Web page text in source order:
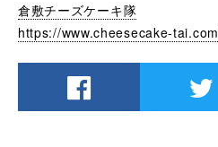
倉敷チーズケーキ隊
https://www.cheesecake-